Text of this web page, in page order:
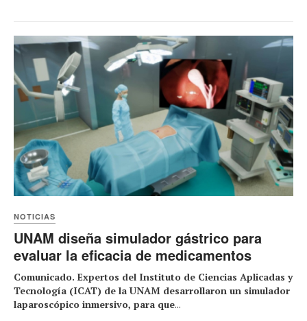
NOTICIAS
UNAM diseña simulador gástrico para
evaluar la eficacia de medicamentos
Comunicado. Expertos del Instituto de Ciencias Aplicadas y
Tecnología (ICAT) de la UNAM desarrollaron un simulador
laparoscópico inmersivo, para que...